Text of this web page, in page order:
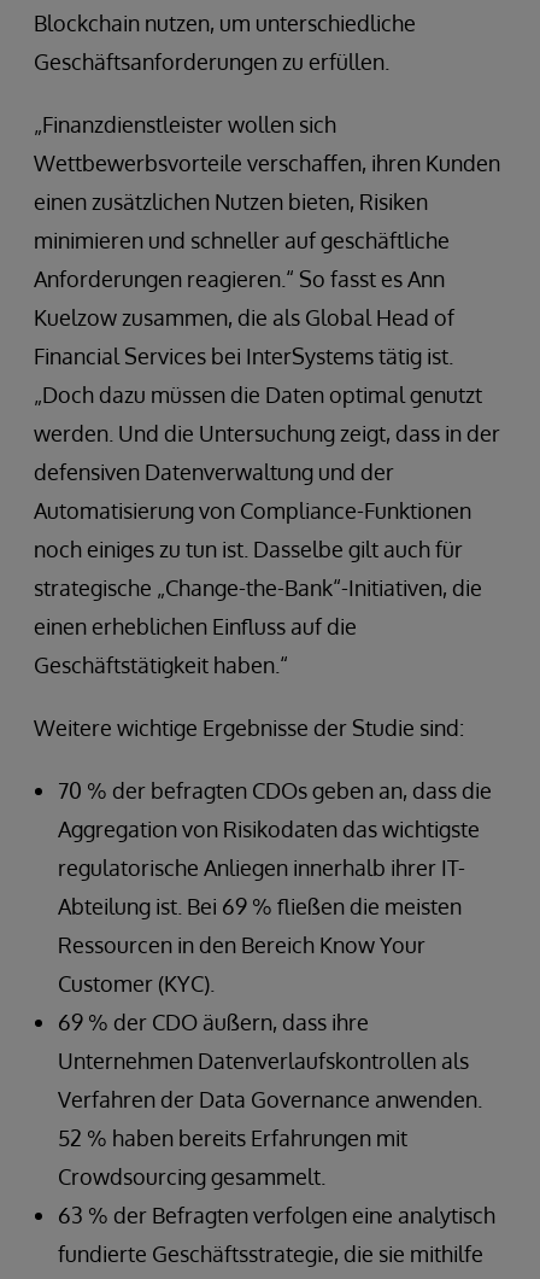
Blockchain nutzen, um unterschiedliche
Geschäftsanforderungen zu erfüllen.
„Finanzdienstleister wollen sich
Wettbewerbsvorteile verschaffen, ihren Kunden
einen zusätzlichen Nutzen bieten, Risiken
minimieren und schneller auf geschäftliche
Anforderungen reagieren.“ So fasst es Ann
Kuelzow zusammen, die als Global Head of
Financial Services bei InterSystems tätig ist.
„Doch dazu müssen die Daten optimal genutzt
werden. Und die Untersuchung zeigt, dass in der
defensiven Datenverwaltung und der
Automatisierung von Compliance-Funktionen
noch einiges zu tun ist. Dasselbe gilt auch für
strategische „Change-the-Bank“-Initiativen, die
einen erheblichen Einfluss auf die
Geschäftstätigkeit haben.“
Weitere wichtige Ergebnisse der Studie sind:
70 % der befragten CDOs geben an, dass die
Aggregation von Risikodaten das wichtigste
regulatorische Anliegen innerhalb ihrer IT-
Abteilung ist. Bei 69 % fließen die meisten
Ressourcen in den Bereich Know Your
Customer (KYC).
69 % der CDO äußern, dass ihre
Unternehmen Datenverlaufskontrollen als
Verfahren der Data Governance anwenden.
52 % haben bereits Erfahrungen mit
Crowdsourcing gesammelt.
63 % der Befragten verfolgen eine analytisch
fundierte Geschäftsstrategie, die sie mithilfe